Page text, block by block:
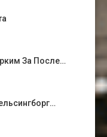
За После…